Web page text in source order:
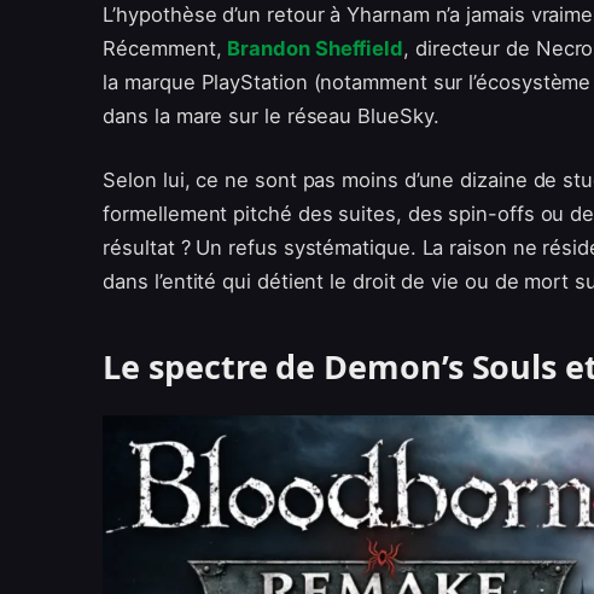
L’hypothèse d’un retour à Yharnam n’a jamais
Récemment, Brandon Sheffield, directeur de
la marque PlayStation (notamment sur
dans la mare sur le réseau BlueSky.
Selon lui, ce ne sont pas moins d’une dizaine de
formellement pitché des suites, des spin-offs ou
résultat ? Un refus systématique. La raison ne
dans l’entité qui détient le droit de vie ou de mort
Le spectre de Demon’s